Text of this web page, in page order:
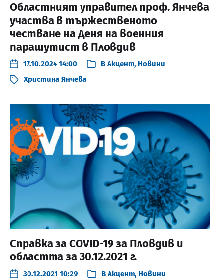
Областният управител проф. Янчева
участва в тържественото
честване на Деня на военния
парашутист в Пловдив
17.10.2024 14:00 В Акцент, Новини
Христина Янчева
Справка за COVID-19 за Пловдив и
областта за 30.12.2021 г.
30.12.2021 10:29 В Акцент, Новини